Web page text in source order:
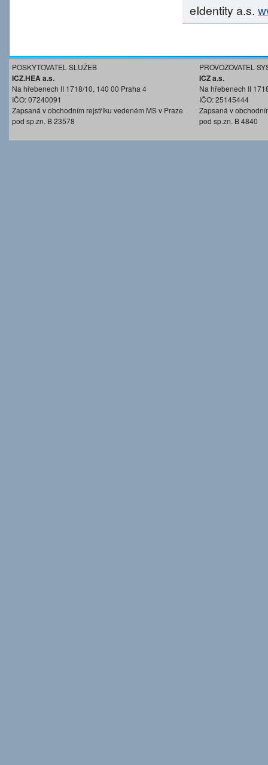
eIdentity a.s.
POSKYTOVATEL SLUŽEB
ICZ.HEA a.s.
Na hřebenech II 1718/10, 140 00 Praha 4
IČO: 07240091
Zapsaná v obchodním rejstříku vedeném MS v Praze
pod sp.zn. B 23578
PROVOZOVATEL
ICZ a.s.
Na hřebenech II
IČO: 25145444
Zapsaná v
pod sp.zn. B 4840